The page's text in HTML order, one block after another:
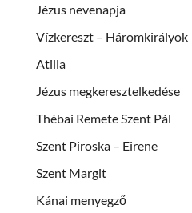
Jézus nevenapja
Vízkereszt – Háromkirályok
Atilla
Jézus megkeresztelkedése
Thébai Remete Szent Pál
Szent Piroska – Eirene
Szent Margit
Kánai menyegző